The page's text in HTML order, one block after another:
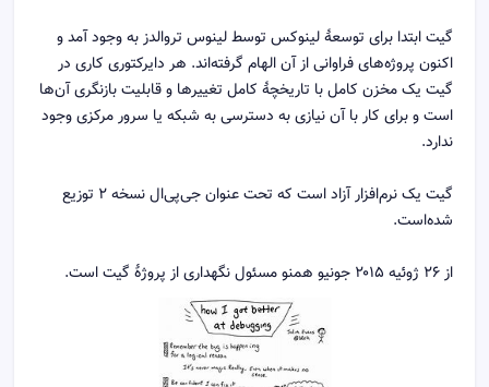
گیت ابتدا برای توسعهٔ لینوکس توسط لینوس تروالدز به وجود آمد و
اکنون پروژه‌های فراوانی از آن الهام گرفته‌اند. هر دایرکتوری کاری در
گیت یک مخزن کامل با تاریخچهٔ کامل تغییرها و قابلیت بازنگری آن‌ها
است و برای کار با آن نیازی به دسترسی به شبکه یا سرور مرکزی وجود
ندارد.
گیت یک نرم‌افزار آزاد است که تحت عنوان جی‌پی‌ال نسخه ۲ توزیع
شده‌است.
از ۲۶ ژوئیه ۲۰۱۵ جونیو همنو مسئول نگهداری از پروژهٔ گیت است.